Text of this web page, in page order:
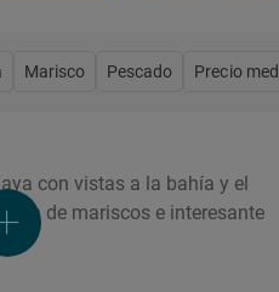
Marisco Pescado Precio
con vistas a la bahía y el
de mariscos e interesante